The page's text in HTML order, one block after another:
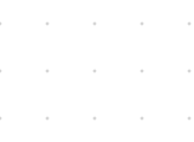
一覧から探す
地図から探す